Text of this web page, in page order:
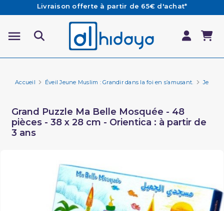
Les Commandes passées avant 15h (lun au Vend)
sont préparées et expédiées le jour même
Besoin d'aide ? Retrouvez notre FAQ
Accueil Éveil Jeune Muslim : Grandir dans la foi en s’amusant. Jeux
Grand Puzzle Ma Belle Mosquée - 48
pièces - 38 x 28 cm - Orientica : à partir de
3 ans